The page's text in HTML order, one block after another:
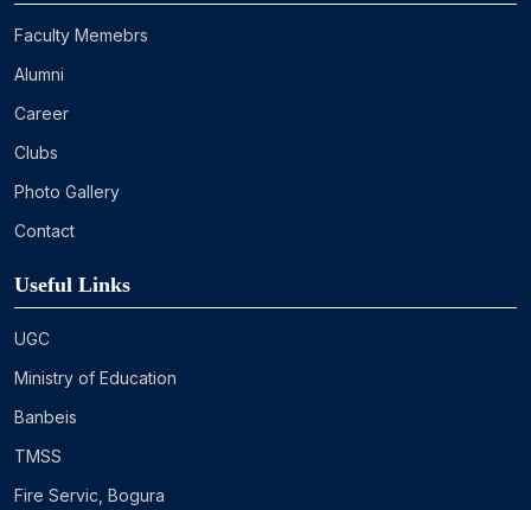
Faculty Memebrs
Alumni
Career
Clubs
Photo Gallery
Contact
Useful Links
UGC
Ministry of Education
Banbeis
TMSS
Fire Servic, Bogura